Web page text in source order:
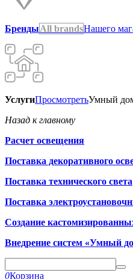
БрендыAll brandsНашего
УслугиПросмотретьУмный
Назад к главному
Расчет освещения
Поставка декоративного
Поставка технического света
Поставка
Создание
Внедрение систем «Умный
0Корзина